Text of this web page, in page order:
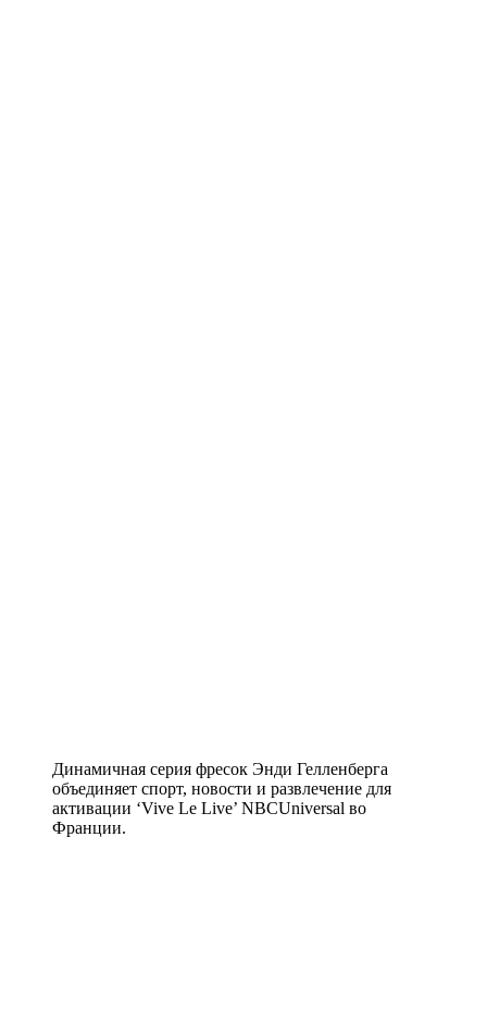
Динамичная серия фресок Энди Гелленберга
объединяет спорт, новости и развлечение для
активации ‘Vive Le Live’ NBCUniversal во
Франции.